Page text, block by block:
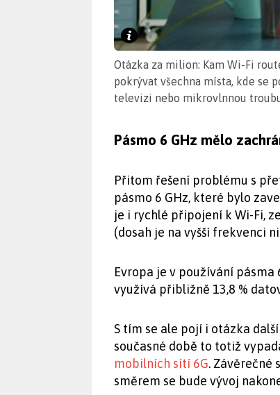
Otázka za milion: Kam Wi-Fi
pokrývat všechna místa, kde se
televizi nebo mikrovlnnou
Pásmo 6 GHz mělo
Přitom řešení problému s
pásmo 6 GHz, které bylo
je i rychlé připojení k Wi-Fi,
(dosah je na vyšší frekvenci
Evropa je v používání pásma
využívá přibližně 13,8 %
S tím se ale pojí i otázka
současné době to totiž
mobilních sítí 6G. Závěrečné
směrem se bude vývoj